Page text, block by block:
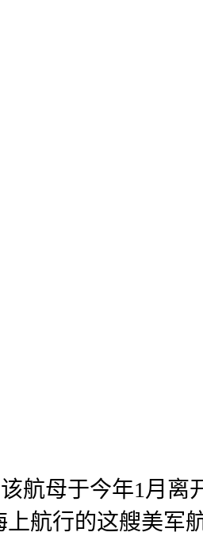
航母于今年1月离
航行的这艘美军